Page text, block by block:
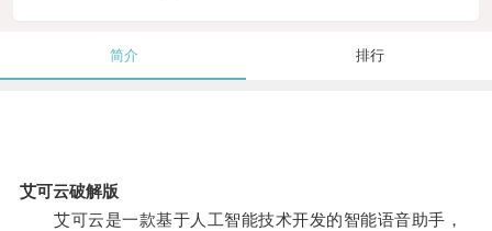
简介 排行
艾可云破解版
艾可云是一款基于人工智能技术开发的智能语音助手，